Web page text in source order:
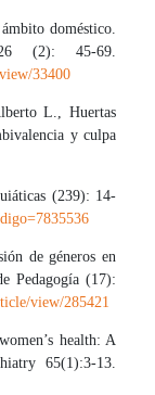
doméstico.
26 (2): 45-69.
33400
L., Huertas
y culpa
(239): 14-
de géneros en
Pedagogía (17):
view/285421
health: A
65(1):3-13.